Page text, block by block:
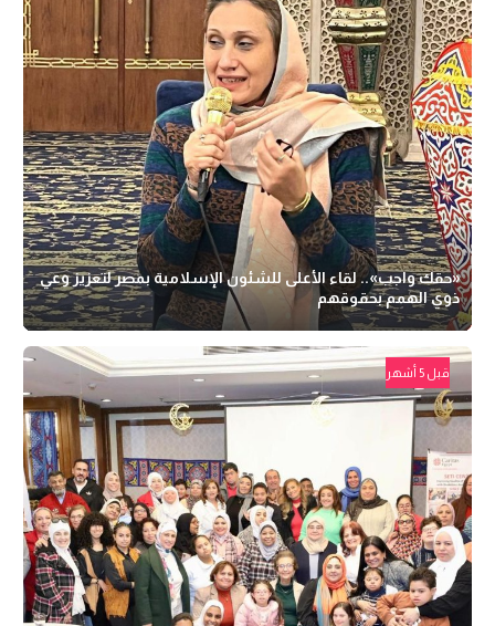
«حقك واجب».. لقاء الأعلى للشئون الإسلامية بمصر لتعزيز وعي
ذوي الهمم بحقوقهم
قبل 5 أشهر